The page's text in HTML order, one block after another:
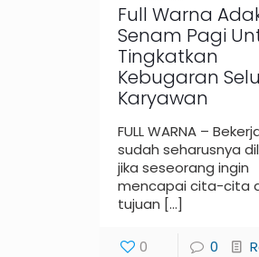
Full Warna
Senam Pagi
Tingkatkan
Kebugaran
Karyawan
FULL WARNA –
sudah seharusnya
jika seseorang ingin
mencapai cita-cita
tujuan […]
0 0